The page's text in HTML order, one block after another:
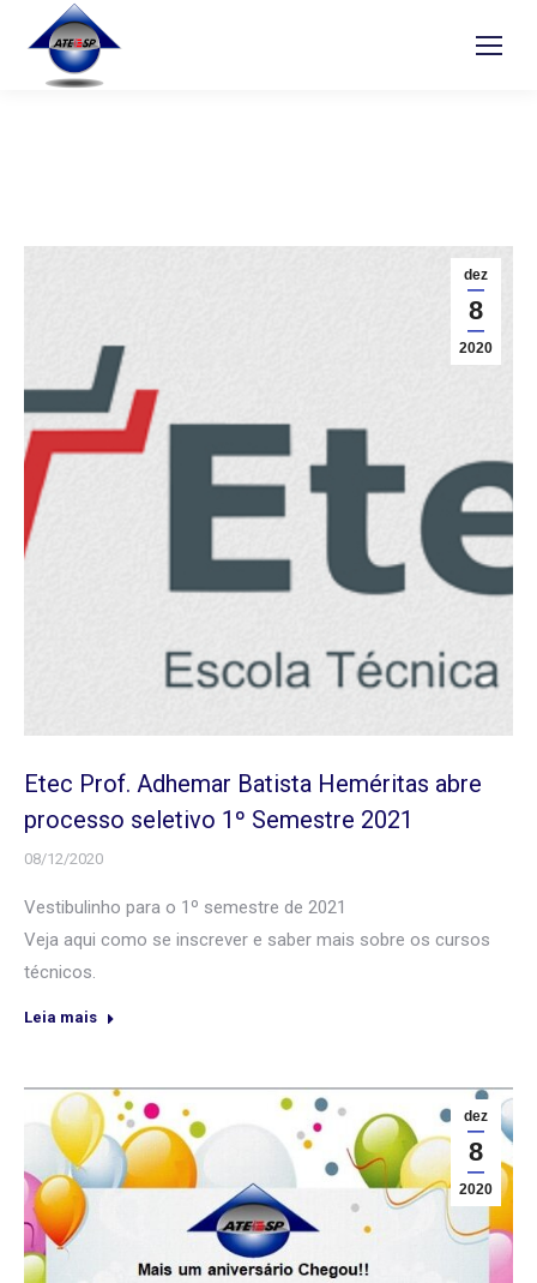
dez
8
2020
Etec Prof. Adhemar Batista Heméritas abre
processo seletivo 1º Semestre 2021
08/12/2020
Vestibulinho para o 1º semestre de 2021
Veja aqui como se inscrever e saber mais sobre os cursos
técnicos.
Leia mais
dez
8
2020